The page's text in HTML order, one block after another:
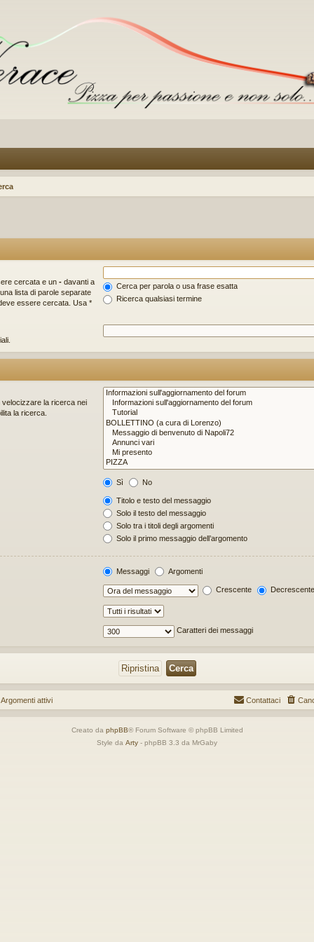
cercata e un - davanti a
lista di parole separate
essere cercata. Usa *
Cerca per parola o usa frase esatta
Ricerca qualsiasi termine
velocizzare la ricerca nei
la ricerca.
Sì No
Titolo e testo del messaggio
Solo il testo del messaggio
Solo tra i titoli degli argomenti
Solo il primo messaggio dell’argomento
Messaggi Argomenti
Crescente Decrescente
Caratteri dei messaggi
attivi Contattaci
Creato da phpBB® Forum Software © phpBB Limited
Style da Arty - phpBB 3.3 da MrGaby